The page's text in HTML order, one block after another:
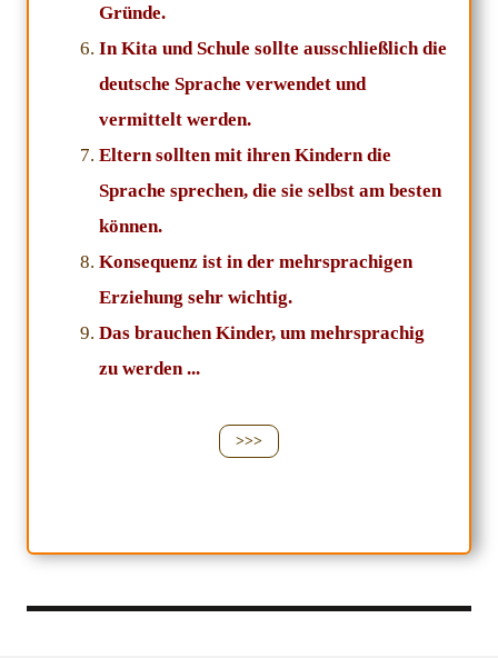
Gründe.
In Kita und Schule sollte ausschließlich die
deutsche Sprache verwendet und
vermittelt werden.
Eltern sollten mit ihren Kindern die
Sprache sprechen, die sie selbst am besten
können.
Konsequenz ist in der mehrsprachigen
Erziehung sehr wichtig.
Das brauchen Kinder, um mehrsprachig
zu werden ...